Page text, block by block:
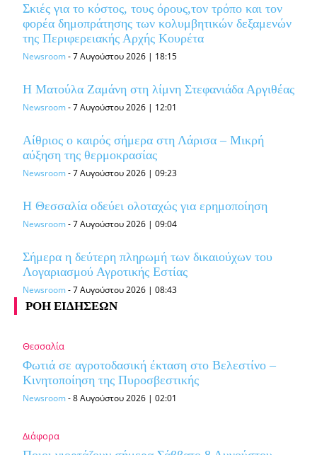
Σκιές για το κόστος, τους όρους,τον τρόπο και τον
φορέα δημοπράτησης των κολυμβητικών δεξαμενών
της Περιφερειακής Αρχής Κουρέτα
Newsroom-7 Αυγούστου 2026 | 18:15
Η Ματούλα Ζαμάνη στη λίμνη Στεφανιάδα Αργιθέας
Newsroom-7 Αυγούστου 2026 | 12:01
Αίθριος ο καιρός σήμερα στη Λάρισα – Μικρή
αύξηση της θερμοκρασίας
Newsroom-7 Αυγούστου 2026 | 09:23
Η Θεσσαλία οδεύει ολοταχώς για ερημοποίηση
Newsroom-7 Αυγούστου 2026 | 09:04
Σήμερα η δεύτερη πληρωμή των δικαιούχων του
Λογαριασμού Αγροτικής Εστίας
Newsroom-7 Αυγούστου 2026 | 08:43
ΡΟΗ ΕΙΔΗΣΕΩΝ
Θεσσαλία
Φωτιά σε αγροτοδασική έκταση στο Βελεστίνο –
Κινητοποίηση της Πυροσβεστικής
Newsroom-8 Αυγούστου 2026 | 02:01
Διάφορα